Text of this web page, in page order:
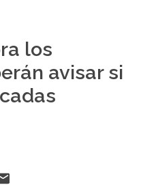
los
avisar si